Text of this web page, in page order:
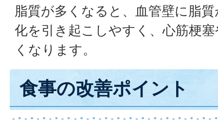
脂質が多くなると、血管壁に脂
化を引き起こしやすく、心筋梗
くなります。
食事の改善ポイント